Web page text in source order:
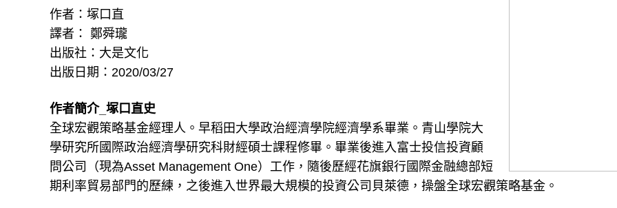
作者：塚口直
譯者： 鄭舜瓏
出版社：大是文化
出版日期：2020/03/27
作者簡介_塚口直史
全球宏觀策略基金經理人。早稻田大學政治經濟學院經濟學系畢業。青山學院大
學研究所國際政治經濟學研究科財經碩士課程修畢。畢業後進入富士投信投資顧
問公司（現為Asset Management One）工作，隨後歷經花旗銀行國際金融總部短
期利率貿易部門的歷練，之後進入世界最大規模的投資公司貝萊德，操盤全球宏觀策略基金。